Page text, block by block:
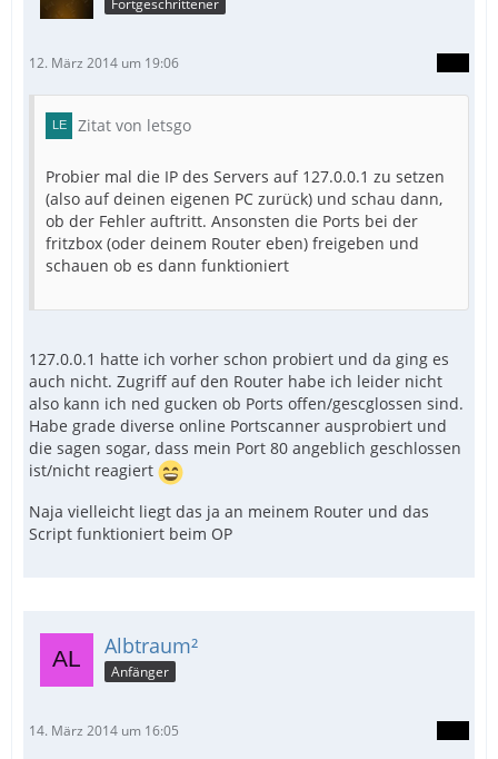
12. März 2014 um 19:06
Zitat von letsgo
Probier mal die IP des Servers auf 127.0.0.1 zu setzen
(also auf deinen eigenen PC zurück) und schau dann,
ob der Fehler auftritt. Ansonsten die Ports bei der
fritzbox (oder deinem Router eben) freigeben und
schauen ob es dann funktioniert
127.0.0.1 hatte ich vorher schon probiert und da ging es
auch nicht. Zugriff auf den Router habe ich leider nicht
also kann ich ned gucken ob Ports offen/gescglossen sind.
Habe grade diverse online Portscanner ausprobiert und
die sagen sogar, dass mein Port 80 angeblich geschlossen
ist/nicht reagiert
Naja vielleicht liegt das ja an meinem Router und das
Script funktioniert beim OP
Albtraum²
Anfänger
14. März 2014 um 16:05